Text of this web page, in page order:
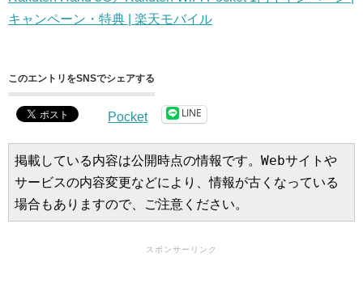
キャンペーン・特典 | 楽天モバイル
このエントリをSNSでシェアする
Pocket LINE
掲載している内容は公開時点の情報です。Webサイトや
サービスの内容変更などにより、情報が古くなっている
場合もありますので、ご注意ください。
スポンサーリンク